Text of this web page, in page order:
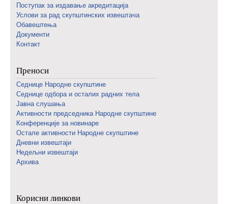
Поступак за издавање акредитација
Услови за рад скупштинских извештача
Обавештења
Документи
Контакт
Преноси
Седнице Народне скупштине
Седнице одбора и осталих радних тела
Јавна слушања
Активности председника Народне скупштине
Конференције за новинаре
Oстале активности Народне скупштине
Дневни извештаји
Недељни извештаји
Архива
Корисни линкови